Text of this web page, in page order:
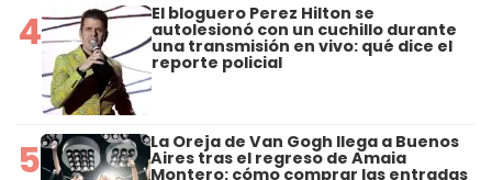
4 El bloguero Perez Hilton se
autolesionó con un cuchillo durante
una transmisión en vivo: qué dice el
reporte policial
5 La Oreja de Van Gogh llega a Buenos
Aires tras el regreso de Amaia
Montero: cómo comprar las entradas